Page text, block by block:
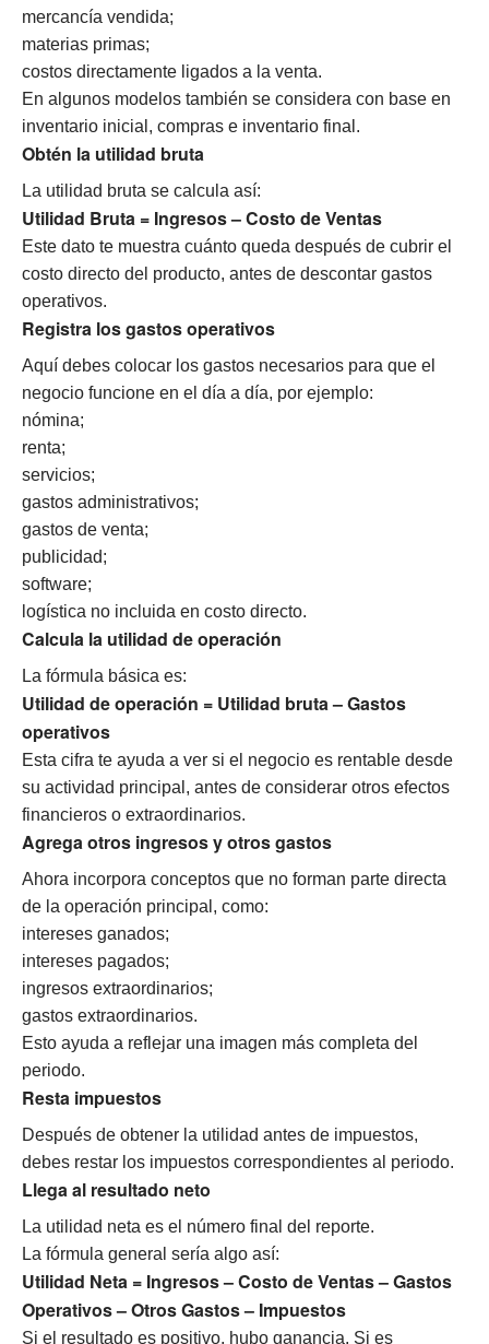
mercancía vendida;
materias primas;
costos directamente ligados a la venta.
En algunos modelos también se considera con base en
inventario inicial, compras e inventario final.
Obtén la utilidad bruta
La utilidad bruta se calcula así:
Utilidad Bruta = Ingresos – Costo de Ventas
Este dato te muestra cuánto queda después de cubrir el
costo directo del producto, antes de descontar gastos
operativos.
Registra los gastos operativos
Aquí debes colocar los gastos necesarios para que el
negocio funcione en el día a día, por ejemplo:
nómina;
renta;
servicios;
gastos administrativos;
gastos de venta;
publicidad;
software;
logística no incluida en costo directo.
Calcula la utilidad de operación
La fórmula básica es:
Utilidad de operación = Utilidad bruta – Gastos
operativos
Esta cifra te ayuda a ver si el negocio es rentable desde
su actividad principal, antes de considerar otros efectos
financieros o extraordinarios.
Agrega otros ingresos y otros gastos
Ahora incorpora conceptos que no forman parte directa
de la operación principal, como:
intereses ganados;
intereses pagados;
ingresos extraordinarios;
gastos extraordinarios.
Esto ayuda a reflejar una imagen más completa del
periodo.
Resta impuestos
Después de obtener la utilidad antes de impuestos,
debes restar los impuestos correspondientes al periodo.
Llega al resultado neto
La utilidad neta es el número final del reporte.
La fórmula general sería algo así:
Utilidad Neta = Ingresos – Costo de Ventas – Gastos
Operativos – Otros Gastos – Impuestos
Si el resultado es positivo, hubo ganancia. Si es